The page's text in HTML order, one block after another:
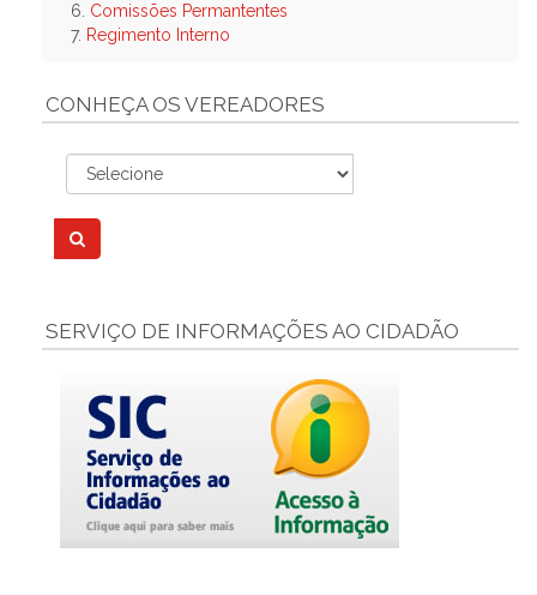
6. Comissões Permantentes
7. Regimento Interno
CONHEÇA OS VEREADORES
SERVIÇO DE INFORMAÇÕES AO CIDADÃO